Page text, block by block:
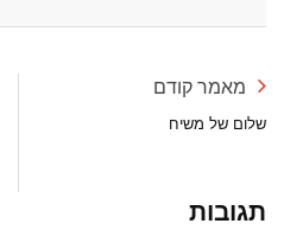
מאמר קודם
שלום של משיח
תגובות